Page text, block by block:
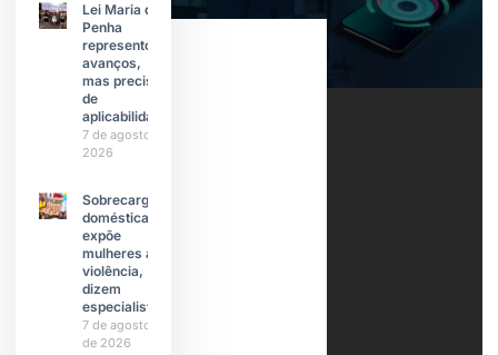
Lei Maria da
Penha
representou
avanços,
mas precisa
de
aplicabilidade
7 de agosto de
2026
Sobrecarga
doméstica
expõe
mulheres à
violência,
dizem
especialistas
7 de agosto
de 2026